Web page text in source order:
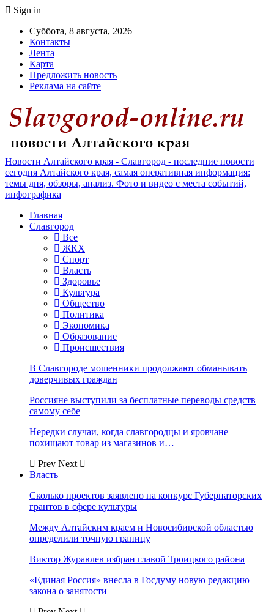
Sign in
Суббота, 8 августа, 2026
Контакты
Лента
Карта
Предложить новость
Реклама на сайте
Новости Алтайского края - Славгород - последние новости
сегодня Алтайского края, самая оперативная информация:
темы дня, обзоры, анализ. Фото и видео с места событий,
инфографика
Главная
Славгород
Все
ЖКХ
Спорт
Власть
Здоровье
Культура
Общество
Политика
Экономика
Образование
Происшествия
В Славгороде мошенники продолжают обманывать
доверчивых граждан
Россияне выступили за бесплатные переводы средств
самому себе
Нередки случаи, когда славгородцы и яровчане
похищают товар из магазинов и…
Prev Next
Власть
Сколько проектов заявлено на конкурс Губернаторских
грантов в сфере культуры
Между Алтайским краем и Новосибирской областью
определили точную границу
Виктор Журавлев избран главой Троицкого района
«Единая Россия» внесла в Госдуму новую редакцию
закона о занятости